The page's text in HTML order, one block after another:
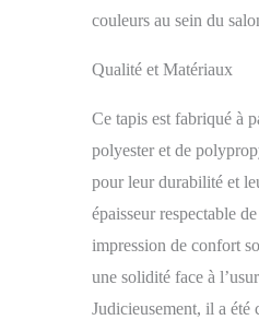
couleurs au sein du
Qualité et Matériaux
Ce tapis est fabriqué à
polyester et de
pour leur durabilité et
épaisseur respectable
impression de confort
une solidité face à
Judicieusement, il a été